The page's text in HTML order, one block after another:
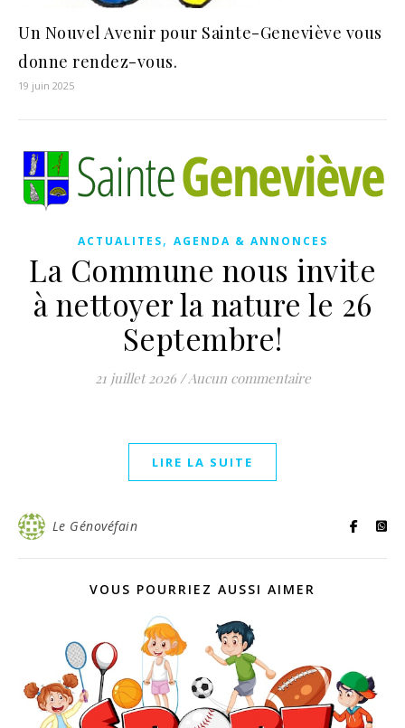
Un Nouvel Avenir pour Sainte-Geneviève vous
donne rendez-vous.
19 juin 2025
ACTUALITES, AGENDA & ANNONCES
La Commune nous invite
à nettoyer la nature le 26
Septembre!
21 juillet 2026 / Aucun commentaire
LIRE LA SUITE
Le Génovéfain
VOUS POURRIEZ AUSSI AIMER